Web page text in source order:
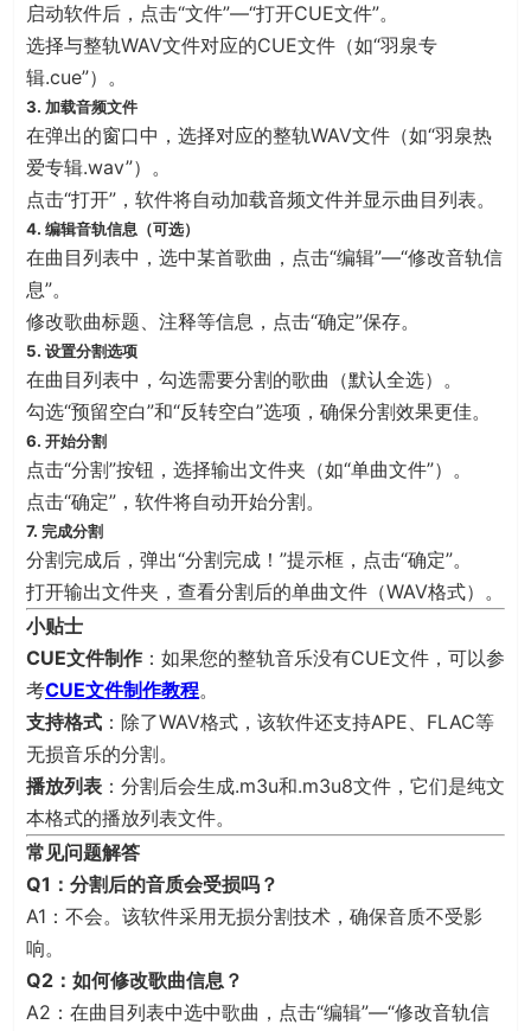
启动软件后，点击“文件”—“打开CUE文件”。
选择与整轨WAV文件对应的CUE文件（如“羽泉专
辑.cue”）。
3. 加载音频文件
在弹出的窗口中，选择对应的整轨WAV文件（如“羽泉热
爱专辑.wav”）。
点击“打开”，软件将自动加载音频文件并显示曲目列表。
4. 编辑音轨信息（可选）
在曲目列表中，选中某首歌曲，点击“编辑”—“修改音轨信
息”。
修改歌曲标题、注释等信息，点击“确定”保存。
5. 设置分割选项
在曲目列表中，勾选需要分割的歌曲（默认全选）。
勾选“预留空白”和“反转空白”选项，确保分割效果更佳。
6. 开始分割
点击“分割”按钮，选择输出文件夹（如“单曲文件”）。
点击“确定”，软件将自动开始分割。
7. 完成分割
分割完成后，弹出“分割完成！”提示框，点击“确定”。
打开输出文件夹，查看分割后的单曲文件（WAV格式）。
小贴士
CUE文件制作 ：如果您的整轨音乐没有CUE文件，可以参
考CUE文件制作教程。
支持格式 ：除了WAV格式，该软件还支持APE、FLAC等
无损音乐的分割。
播放列表 ：分割后会生成.m3u和.m3u8文件，它们是纯文
本格式的播放列表文件。
常见问题解答
Q1：分割后的音质会受损吗？
A1：不会。该软件采用无损分割技术，确保音质不受影
响。
Q2：如何修改歌曲信息？
A2：在曲目列表中选中歌曲，点击“编辑”—“修改音轨信